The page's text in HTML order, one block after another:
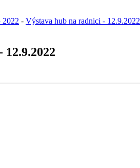
2022 - Výstava hub na radnici - 12.9.2022